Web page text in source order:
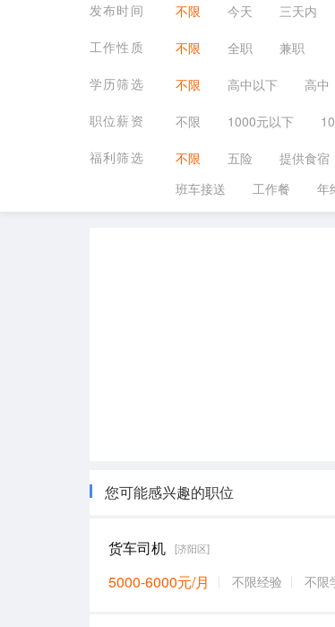
发布时间
不限 今天 三天内
工作性质
不限 全职
兼职
学历筛选
不限 高中以下 高中
职位薪资
不限 1000元以下
福利筛选
不限 五险 提供食宿
班车接送
工作餐 年
您可能感兴趣的职位
货车司机 [济阳区]
5000-6000元/月 不限经验 不限